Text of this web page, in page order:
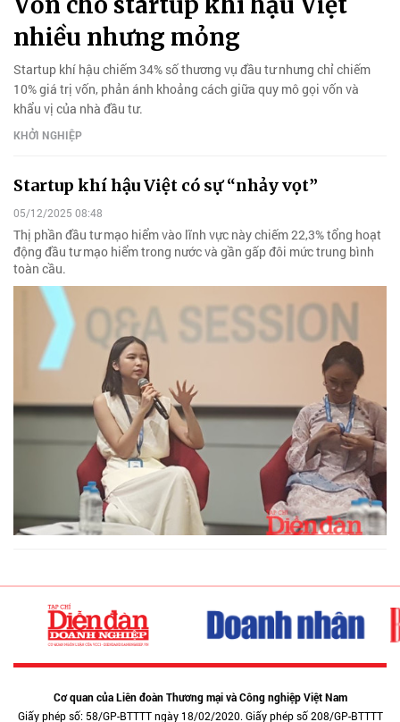
nhiều nhưng mỏng
Startup khí hậu chiếm 34% số thương vụ đầu tư nhưng chỉ chiếm
10% giá trị vốn, phản ánh khoảng cách giữa quy mô gọi vốn và
khẩu vị của nhà đầu tư.
KHỞI NGHIỆP
Startup khí hậu Việt có sự “nhảy vọt”
05/12/2025 08:48
Thị phần đầu tư mạo hiểm vào lĩnh vực này chiếm 22,3% tổng hoạt
động đầu tư mạo hiểm trong nước và gần gấp đôi mức trung bình
toàn cầu.
Cơ quan của Liên đoàn Thương mại và Công nghiệp Việt Nam
Giấy phép số: 58/GP-BTTTT ngày 18/02/2020. Giấy phép số 208/GP-BTTTT